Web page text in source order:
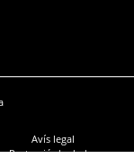
Avís legal
Protecció de dades